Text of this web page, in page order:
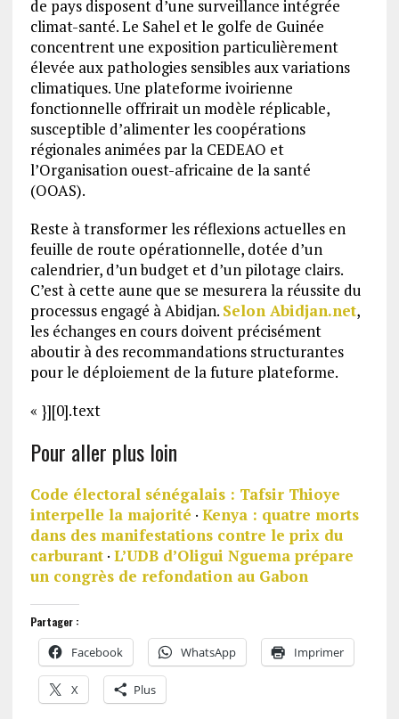
de pays disposent d’une surveillance intégrée
climat-santé. Le Sahel et le golfe de Guinée
concentrent une exposition particulièrement
élevée aux pathologies sensibles aux variations
climatiques. Une plateforme ivoirienne
fonctionnelle offrirait un modèle réplicable,
susceptible d’alimenter les coopérations
régionales animées par la CEDEAO et
l’Organisation ouest-africaine de la santé
(OOAS).
Reste à transformer les réflexions actuelles en
feuille de route opérationnelle, dotée d’un
calendrier, d’un budget et d’un pilotage clairs.
C’est à cette aune que se mesurera la réussite du
processus engagé à Abidjan. Selon Abidjan.net,
les échanges en cours doivent précisément
aboutir à des recommandations structurantes
pour le déploiement de la future plateforme.
« }][0].text
Pour aller plus loin
Code électoral sénégalais : Tafsir Thioye
interpelle la majorité· Kenya : quatre morts
dans des manifestations contre le prix du
carburant· L’UDB d’Oligui Nguema prépare
un congrès de refondation au Gabon
Partager :
Facebook WhatsApp Imprimer
X Plus